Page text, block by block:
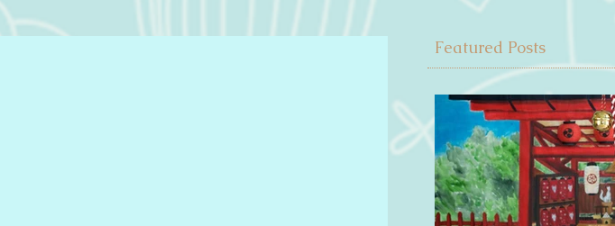
Featured Posts